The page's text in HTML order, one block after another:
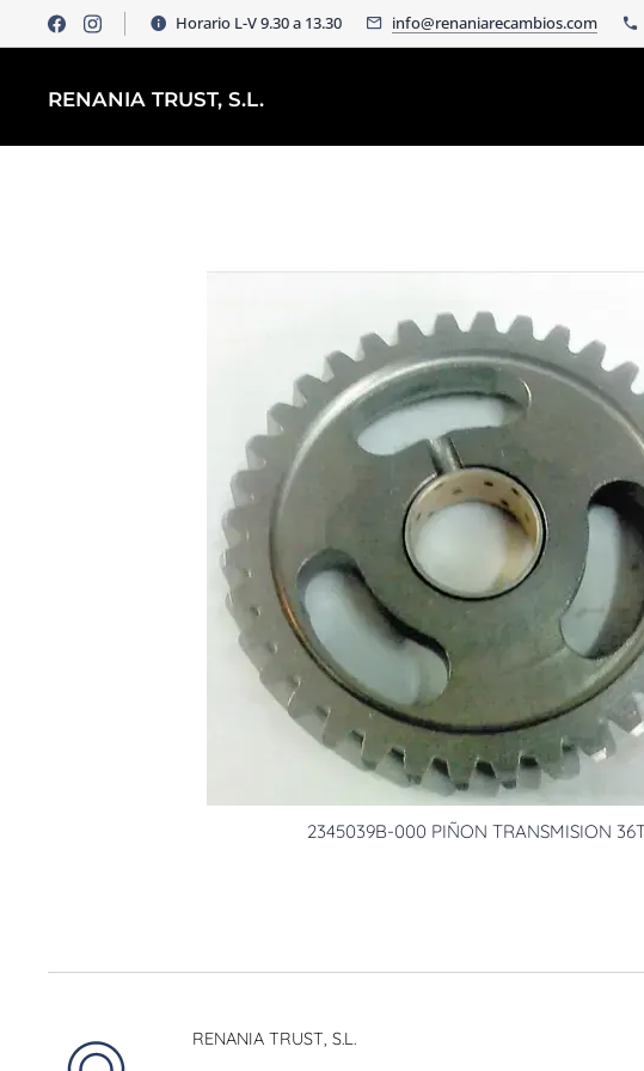
Horario L-V 9.30 a 13.30 info@renaniarecambios.com
RENANIA TRUST, S.L.
2345039B-000 PIÑON TRANSMISION
RENANIA TRUST, S.L.